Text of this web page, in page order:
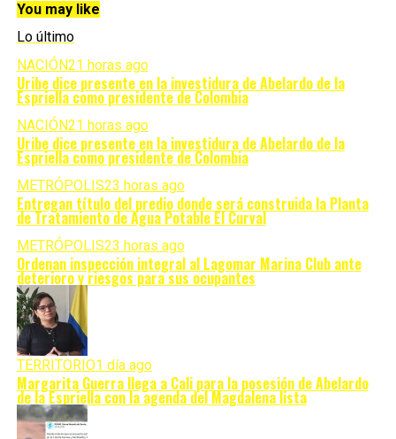
You may like
Lo último
NACIÓN21 horas ago
Uribe dice presente en la investidura de Abelardo de la
Espriella como presidente de Colombia
NACIÓN21 horas ago
Uribe dice presente en la investidura de Abelardo de la
Espriella como presidente de Colombia
METRÓPOLIS23 horas ago
Entregan título del predio donde será construida la Planta
de Tratamiento de Agua Potable El Curval
METRÓPOLIS23 horas ago
Ordenan inspección integral al Lagomar Marina Club ante
deterioro y riesgos para sus ocupantes
TERRITORIO1 día ago
Margarita Guerra llega a Cali para la posesión de Abelardo
de la Espriella con la agenda del Magdalena lista